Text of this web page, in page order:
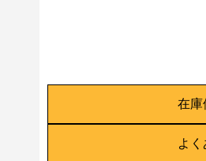
在庫
よく